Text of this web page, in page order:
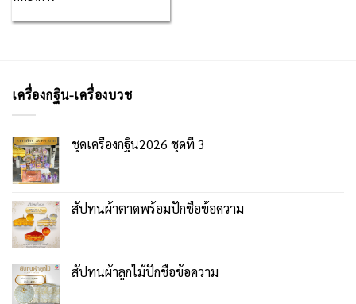
เครื่องกฐิน-เครื่องบวช
ชุดเครื่องกฐิน2026 ชุดที่ 3
สัปทนผ้าตาดพร้อมปักชื่อข้อความ
สัปทนผ้าลูกไม้ปักชื่อข้อความ